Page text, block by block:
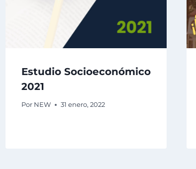
Estudio Socioeconómico
2021
Por NEW 31 enero, 2022